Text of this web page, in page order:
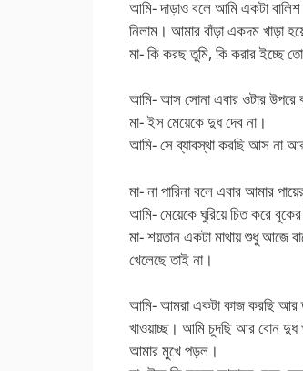
আমি- দাড়াও বলে আমি একটা
নিলাম। আমার বাঁড়া একদম খাড়া
মা- কি করছ তুমি, কি করার ইচ্ছে
আমি- আস সোনা এবার ওটার উপরে
মা- ইস মেয়েকে দুধ দেব না।
আমি- সে ব্যাবস্থা করছি আস না আর
মা- না পারিনা বলে এবার আমার
আমি- মেয়েকে ঘুরিয়ে চিত করে
মা- শয়তান একটা মাথায় শুধু আজে
খেলেছে তাই না।
আমি- আমরা একটা কাজ করছি আর
খাওয়াচ্ছ। আমি চুদছি আর বোন দুধ
আমার মুখে পড়ল।